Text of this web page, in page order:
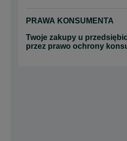
PRAWA KONSUMENTA
Twoje zakupy u
przez prawo ochrony